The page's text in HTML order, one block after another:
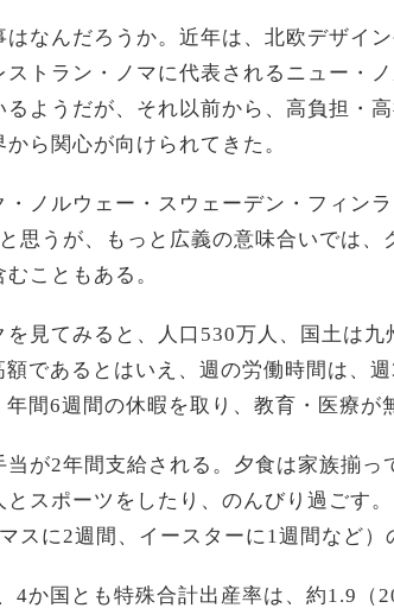
なんだろうか。近年は、北欧デザイ
トラン・ノマに代表されるニュー・
ようだが、それ以前から、高負担・
ら関心が向けられてきた。
ノルウェー・スウェーデン・フィン
思うが、もっと広義の意味合いでは、
こともある。
見てみると、人口530万人、国土は九
であるとはいえ、週の労働時間は、
間6週間の休暇を取り、教育・医療が
が2年間支給される。夕食は家族揃っ
スポーツをしたり、のんびり過ごす
スに2週間、イースターに1週間など）
4か国とも特殊合計出産率は、約1.9（